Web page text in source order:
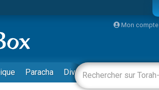
appartement insalubre
Mon compte
Paracha Divertissements Livres